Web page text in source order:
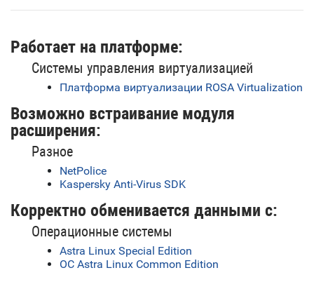
Работает на платформе:
Системы управления виртуализацией
Платформа виртуализации ROSA Virtualization
Возможно встраивание модуля
расширения:
Разное
NetPolice
Kaspersky Anti-Virus SDK
Корректно обменивается данными с:
Операционные системы
Astra Linux Special Edition
ОС Astra Linux Common Edition